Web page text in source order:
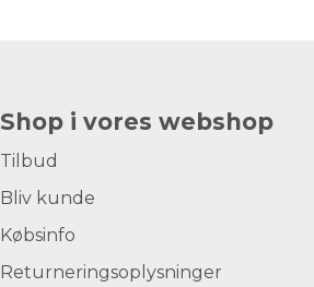
Shop i vores webshop
Tilbud
Bliv kunde
Købsinfo
Returneringsoplysninger